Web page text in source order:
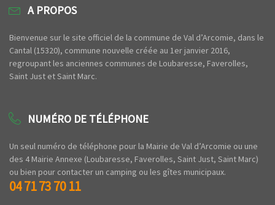
A PROPOS
Bienvenue sur le site officiel de la commune de Val d’Arcomie, dans le
Cantal (15320), commune nouvelle créée au 1er janvier 2016,
regroupant les anciennes communes de Loubaresse, Faverolles,
Saint Just et Saint Marc.
NUMÉRO DE TÉLÉPHONE
Un seul numéro de téléphone pour la Mairie de Val d’Arcomie ou une
des 4 Mairie Annexe (Loubaresse, Faverolles, Saint Just, Saint Marc)
ou bien pour contacter un camping ou les gîtes municipaux.
04 71 73 70 11